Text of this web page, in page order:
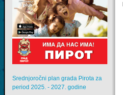
Srednjoročni plan grada Pirota za
period 2025. - 2027. godine